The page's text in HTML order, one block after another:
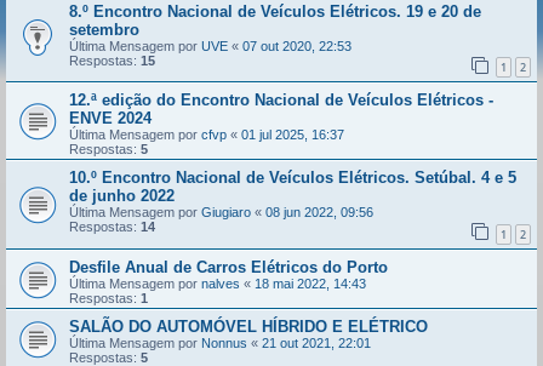
8.º Encontro Nacional de Veículos Elétricos. 19 e 20 de
setembro
Última Mensagem por UVE « 07 out 2020, 22:53
Respostas: 15 1 2
12.ª edição do Encontro Nacional de Veículos Elétricos -
ENVE 2024
Última Mensagem por cfvp « 01 jul 2025, 16:37
Respostas: 5
10.º Encontro Nacional de Veículos Elétricos. Setúbal. 4 e 5
de junho 2022
Última Mensagem por Giugiaro « 08 jun 2022, 09:56
Respostas: 14 1 2
Desfile Anual de Carros Elétricos do Porto
Última Mensagem por nalves « 18 mai 2022, 14:43
Respostas: 1
SALÃO DO AUTOMÓVEL HÍBRIDO E ELÉTRICO
Última Mensagem por Nonnus « 21 out 2021, 22:01
Respostas: 5